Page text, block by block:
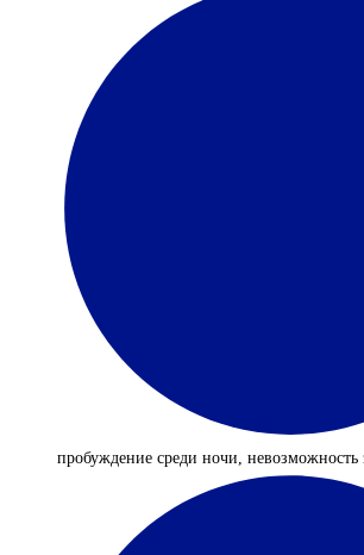
пробуждение среди ночи, невозможность